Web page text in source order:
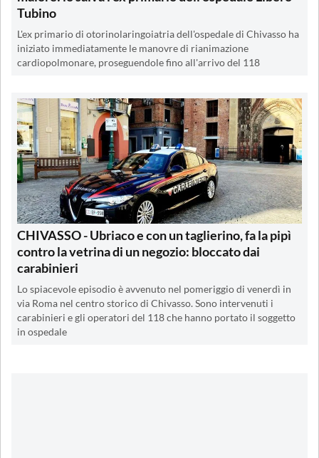
Tubino
L'ex primario di otorinolaringoiatria dell'ospedale di Chivasso ha
iniziato immediatamente le manovre di rianimazione
cardiopolmonare, proseguendole fino all'arrivo del 118
CHIVASSO - Ubriaco e con un taglierino, fa la pipì
contro la vetrina di un negozio: bloccato dai
carabinieri
Lo spiacevole episodio è avvenuto nel pomeriggio di venerdì in
via Roma nel centro storico di Chivasso. Sono intervenuti i
carabinieri e gli operatori del 118 che hanno portato il soggetto
in ospedale